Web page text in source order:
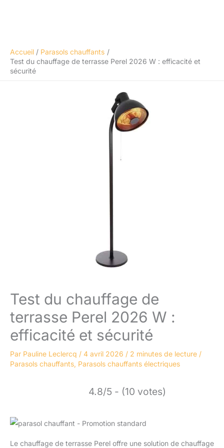
Accueil
Parasols chauffants
Test du chauffage de terrasse Perel 2026 W : efficacité et
sécurité
Test du chauffage de
terrasse Perel 2026 W :
efficacité et sécurité
Par Pauline Leclercq / 4 avril 2026 / 2 minutes de lecture /
Parasols chauffants, Parasols chauffants électriques
4.8/5 - (10 votes)
Le chauffage de terrasse Perel offre une solution de chauffage